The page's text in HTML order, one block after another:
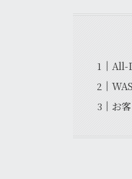
All-
お